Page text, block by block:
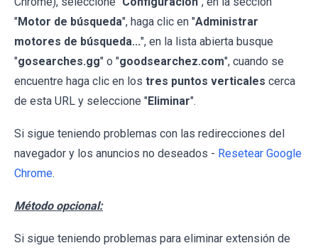
"Motor de búsqueda", haga clic en "Administrar
motores de búsqueda...", en la lista abierta busque
"gosearches.gg" o "goodsearchez.com", cuando se
encuentre haga clic en los tres puntos verticales cerca
de esta URL y seleccione "Eliminar".
Si sigue teniendo problemas con las redirecciones del
navegador y los anuncios no deseados - Resetear Google
Chrome.
Método opcional:
Si sigue teniendo problemas para eliminar extensión de